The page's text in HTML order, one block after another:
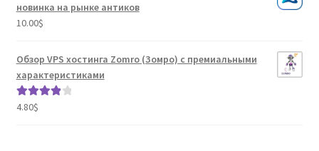
новинка на рынке антиков
10.00$
Обзор VPS хостинга Zomro (Зомро) с премиальными
характеристиками
Оценка
4.80$